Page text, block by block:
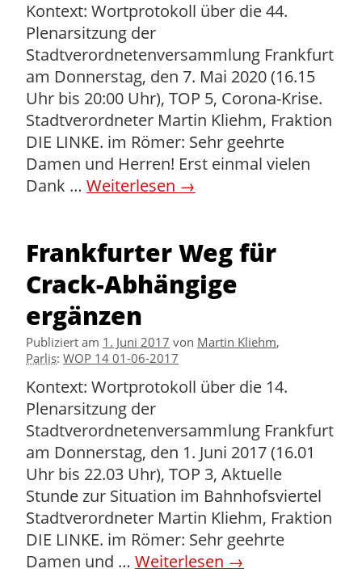
Kontext: Wortprotokoll über die 44.
Plenarsitzung der
Stadtverordnetenversammlung Frankfurt
am Donnerstag, den 7. Mai 2020 (16.15
Uhr bis 20:00 Uhr), TOP 5, Corona-Krise.
Stadtverordneter Martin Kliehm, Fraktion
DIE LINKE. im Römer: Sehr geehrte
Damen und Herren! Erst einmal vielen
Dank … Weiterlesen →
Frankfurter Weg für
Crack-Abhängige
ergänzen
Publiziert am 1. Juni 2017 von Martin Kliehm,
Parlis: WOP 14 01-06-2017
Kontext: Wortprotokoll über die 14.
Plenarsitzung der
Stadtverordnetenversammlung Frankfurt
am Donnerstag, den 1. Juni 2017 (16.01
Uhr bis 22.03 Uhr), TOP 3, Aktuelle
Stunde zur Situation im Bahnhofsviertel
Stadtverordneter Martin Kliehm, Fraktion
DIE LINKE. im Römer: Sehr geehrte
Damen und … Weiterlesen →